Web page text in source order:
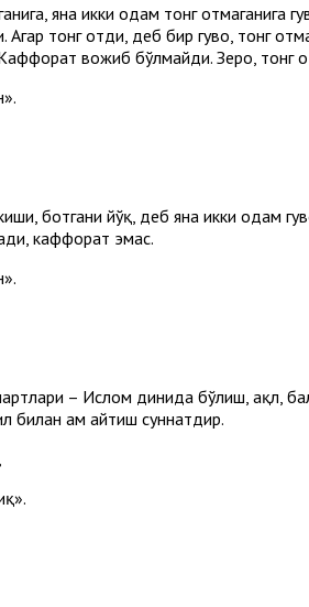
яна икки одам тонг отмаганига
тонг отди, деб бир гувоҳ, тонг
вожиб бўлмайди. Зеро, тонг
ботгани йўқ, деб яна икки одам
каффорат эмас.
– Ислом динида бўлиш, ақл,
билан ҳам айтиш суннатдир.